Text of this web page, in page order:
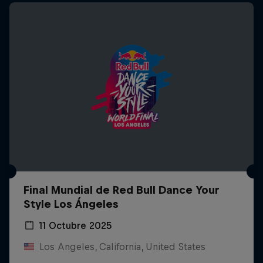
Final Mundial de Red Bull Dance Your
Style Los Ángeles
11 Octubre 2025
Los Angeles, California, United States